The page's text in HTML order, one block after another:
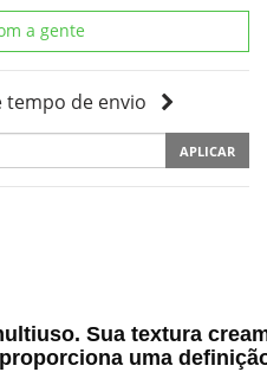
a gente
tempo de envio
APLICAR
Sua textura
uma